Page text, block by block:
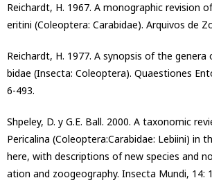
Reichardt, H. 1967. A monographic revision
eritini (Coleoptera: Carabidae). Arquivos de
Reichardt, H. 1977. A synopsis of the
bidae (Insecta: Coleoptera). Quaestiones
6-493.
Shpeley, D. y G.E. Ball. 2000. A taxonomic
Pericalina (Coleoptera:Carabidae: Lebiini) in
here, with descriptions of new species and
ation and zoogeography. Insecta Mundi, 14: